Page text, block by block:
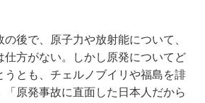
後で、原子力や放射能について、
仕方がない。しかし原発についてど
うとも、チェルノブイリや福島を誹
「原発事故に直面した日本人だから